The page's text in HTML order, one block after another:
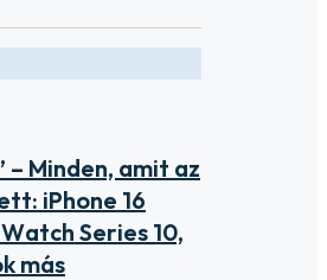
– Minden, amit az
iPhone 16
Series 10,
más